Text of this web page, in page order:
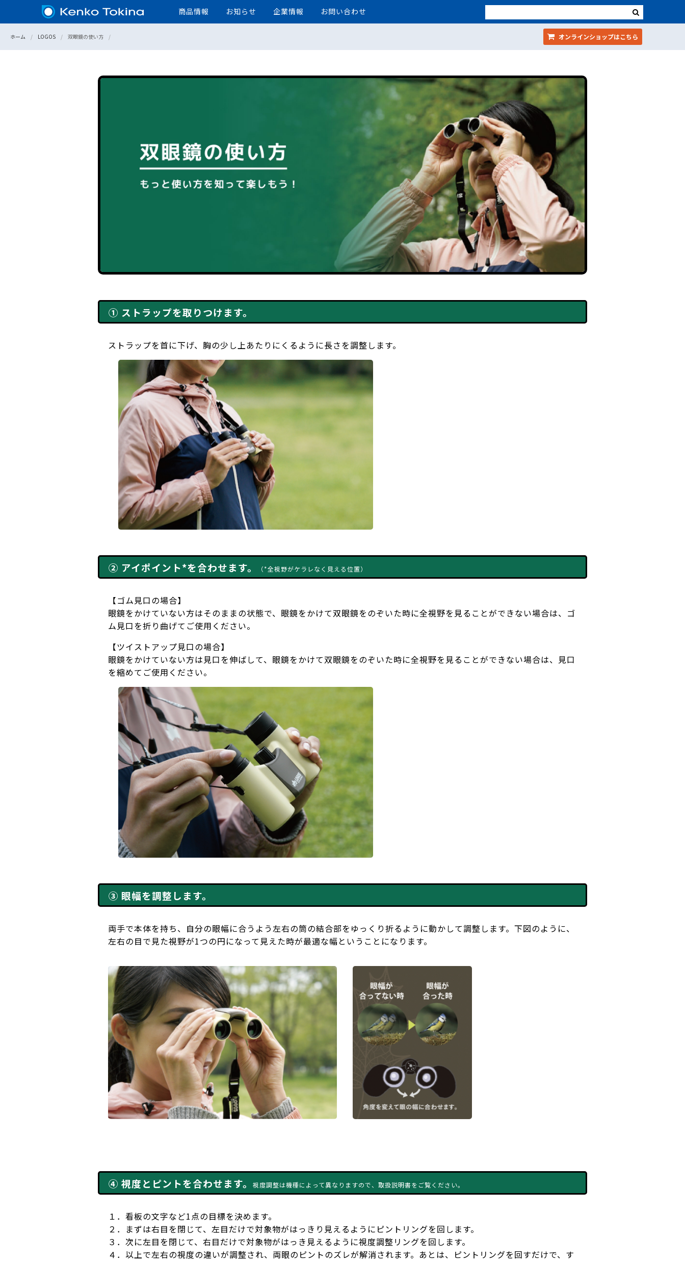
商品情報 お知らせ 企業情報 お問い合わせ
オンラインショップはこちら
ホーム LOGOS 双眼鏡の使い方
① ストラップを取りつけます。
ストラップを首に下げ、胸の少し上あたりにくるように長さを調整します。
② アイポイント*を合わせます。 （*全視野がケラレなく見える位置）
【ゴム見口の場合】
眼鏡をかけていない方はそのままの状態で、眼鏡をかけて双眼鏡をのぞいた時に全視野を見ることができない場合は、ゴ
ム見口を折り曲げてご使用ください。
【ツイストアップ見口の場合】
眼鏡をかけていない方は見口を伸ばして、眼鏡をかけて双眼鏡をのぞいた時に全視野を見ることができない場合は、見口
を縮めてご使用ください。
③ 眼幅を調整します。
両手で本体を持ち、自分の眼幅に合うよう左右の筒の結合部をゆっくり折るように動かして調整します。下図のように、
左右の目で見た視野が1つの円になって見えた時が最適な幅ということになります。
④ 視度とピントを合わせます。 視度調整は機種によって異なりますので、取扱説明書をご覧ください。
１．看板の文字など1点の目標を決めます。
２．まずは右目を閉じて、左目だけで対象物がはっきり見えるようにピントリングを回します。
３．次に左目を閉じて、右目だけで対象物がはっき見えるように視度調整リングを回します。
４．以上で左右の視度の違いが調整され、両眼のピントのズレが解消されます。あとは、ピントリングを回すだけで、す